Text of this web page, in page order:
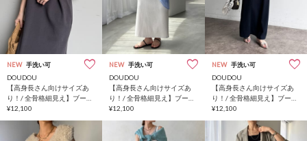
NEW 手洗い可
DOUDOU
【高身長さん向けサイズあ
り！/ 全骨格細見え】ブーク
レーダンボールタンクワン
¥12,100
NEW 手洗い可
DOUDOU
【高身長さん向けサイズあ
り！/ 全骨格細見え】ブーク
レーダンボールタンクワン
¥12,100
NEW 手洗い可
DOUDOU
【高身長さん向けサイズあ
り！/ 全骨格細見え】ブーク
レーダンボールタンクワン
¥12,100